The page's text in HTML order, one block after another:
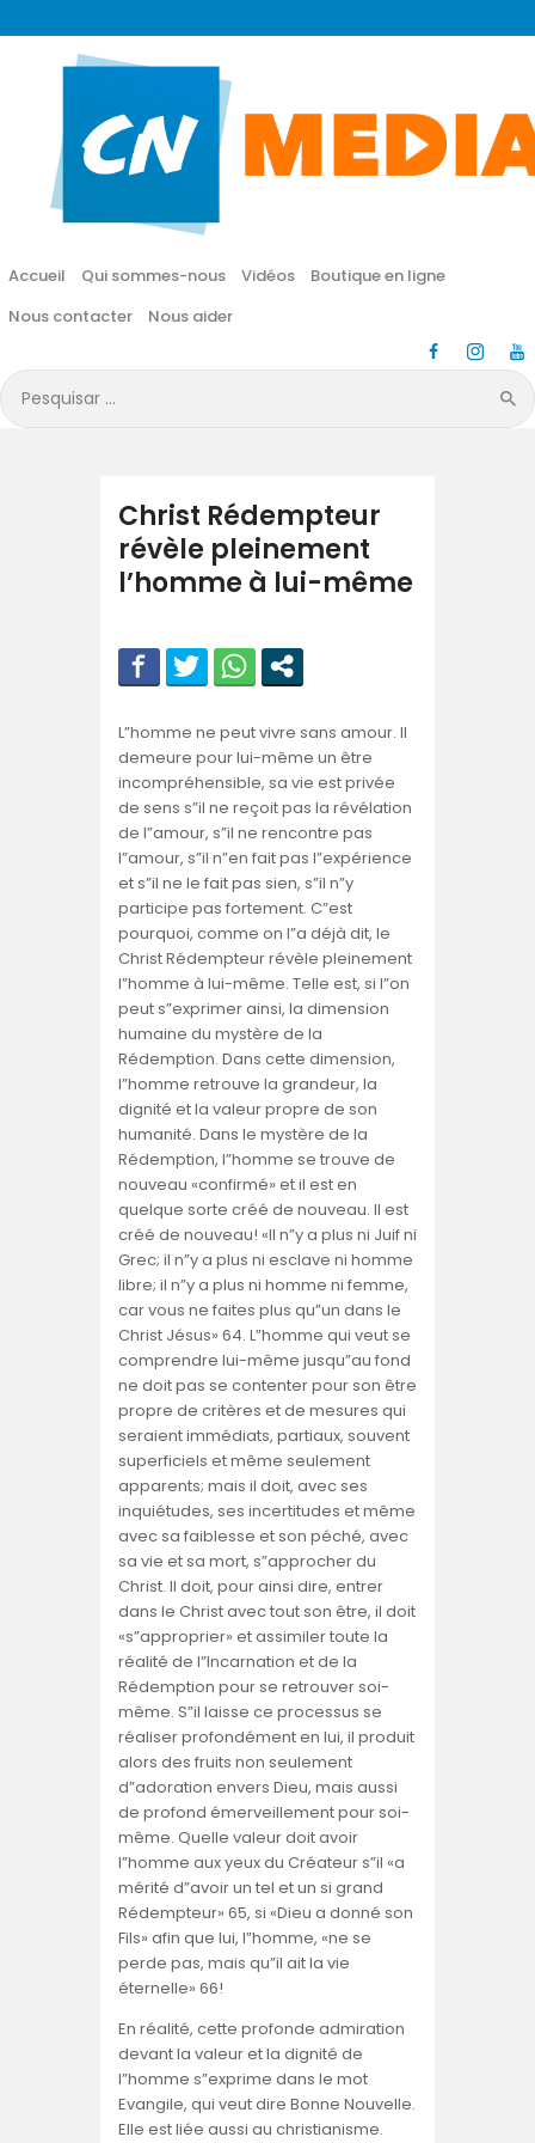
Accueil Qui sommes-nous Vidéos
Boutique en ligne
Nous contacter
Nous aider
Pesquisar
por:
CN MÉDIA
Une vie nouvelle en JESUS !
Accueil
Vidéos
Boutique en ligne
Nous aider
Christ Rédempteur
révèle pleinement
l’homme à lui-même
L”homme ne peut vivre sans amour. Il
demeure pour lui-même un être
incompréhensible, sa vie est privée
de sens s”il ne reçoit pas la révélation
de l”amour, s”il ne rencontre pas
l”amour, s”il n”en fait pas l”expérience
et s”il ne le fait pas sien, s”il n”y
participe pas fortement. C”est
pourquoi, comme on l”a déjà dit, le
Christ Rédempteur révèle pleinement
l”homme à lui-même. Telle est, si l”on
peut s”exprimer ainsi, la dimension
humaine du mystère de la
Rédemption. Dans cette dimension,
l”homme retrouve la grandeur, la
dignité et la valeur propre de son
humanité. Dans le mystère de la
Rédemption, l”homme se trouve de
nouveau «confirmé» et il est en
quelque sorte créé de nouveau. Il est
créé de nouveau! «Il n”y a plus ni Juif ni
Grec; il n”y a plus ni esclave ni homme
libre; il n”y a plus ni homme ni femme,
car vous ne faites plus qu”un dans le
Christ Jésus» 64. L”homme qui veut se
comprendre lui-même jusqu”au fond
ne doit pas se contenter pour son être
propre de critères et de mesures qui
seraient immédiats, partiaux, souvent
superficiels et même seulement
apparents; mais il doit, avec ses
inquiétudes, ses incertitudes et même
avec sa faiblesse et son péché, avec
sa vie et sa mort, s”approcher du
Christ. Il doit, pour ainsi dire, entrer
dans le Christ avec tout son être, il doit
«s”approprier» et assimiler toute la
réalité de l”Incarnation et de la
Rédemption pour se retrouver soi-
même. S”il laisse ce processus se
réaliser profondément en lui, il produit
alors des fruits non seulement
d”adoration envers Dieu, mais aussi
de profond émerveillement pour soi-
même. Quelle valeur doit avoir
l”homme aux yeux du Créateur s”il «a
mérité d”avoir un tel et un si grand
Rédempteur» 65, si «Dieu a donné son
Fils» afin que lui, l”homme, «ne se
perde pas, mais qu”il ait la vie
éternelle» 66!
En réalité, cette profonde admiration
devant la valeur et la dignité de
l”homme s”exprime dans le mot
Evangile, qui veut dire Bonne Nouvelle.
Elle est liée aussi au christianisme.